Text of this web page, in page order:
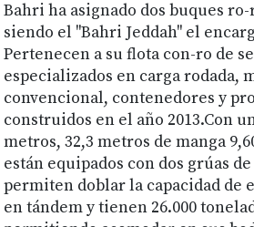
Bahri ha asignado dos buques
siendo el "Bahri Jeddah" el
Pertenecen a su flota con-ro de
especializados en carga rodada,
convencional, contenedores y
construidos en el año 2013.Con
metros, 32,3 metros de manga
están equipados con dos grúas
permiten doblar la capacidad de
en tándem y tienen 26.000